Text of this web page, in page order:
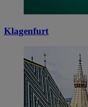
Klagenfurt